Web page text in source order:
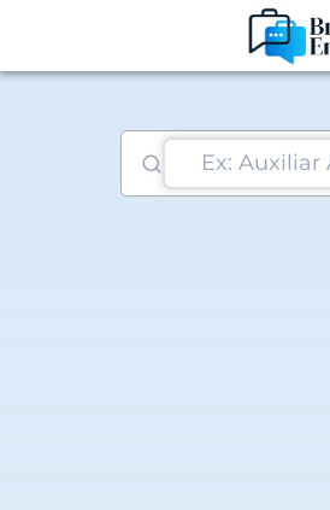
o